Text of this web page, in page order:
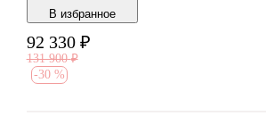
В избранноe
92 330 ₽
131 900 ₽
-30 %